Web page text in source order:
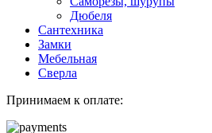
Дюбеля
Сантехника
Замки
Мебельная
Сверла
Принимаем к оплате: